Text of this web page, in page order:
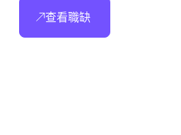
查看職缺